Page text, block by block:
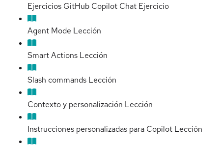
Ejercicios GitHub Copilot Chat Ejercicio
Agent Mode Lección
Smart Actions Lección
Slash commands Lección
Contexto y personalización Lección
Instrucciones personalizadas para Copilot Lección